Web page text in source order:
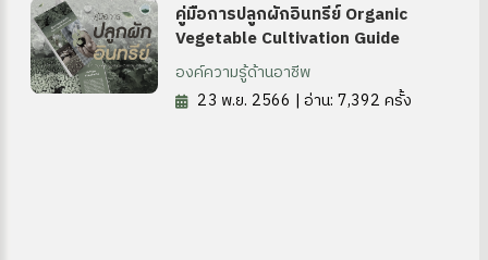
คู่มือการปลูกผักอินทรีย์ Organic
Vegetable Cultivation Guide
องค์ความรู้ด้านอาชีพ
23 พ.ย. 2566 | อ่าน: 7,392 ครั้ง